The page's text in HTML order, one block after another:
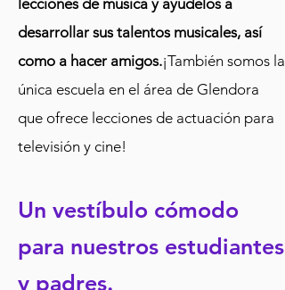
lecciones de música y ayúdelos a
desarrollar sus talentos musicales, así
como a hacer amigos.¡También somos la
única escuela en el área de Glendora
que ofrece lecciones de actuación para
televisión y cine!
Un vestíbulo cómodo
para nuestros estudiantes
y padres.